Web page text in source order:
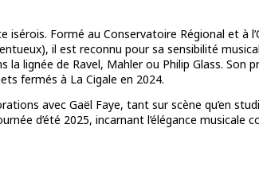
Formé au Conservatoire Régional et à
il est reconnu pour sa sensibilité
lignée de Ravel, Mahler ou Philip Glass. Son
fermés à La Cigale en 2024.
avec Gaël Faye, tant sur scène qu’en
d’été 2025, incarnant l’élégance musicale